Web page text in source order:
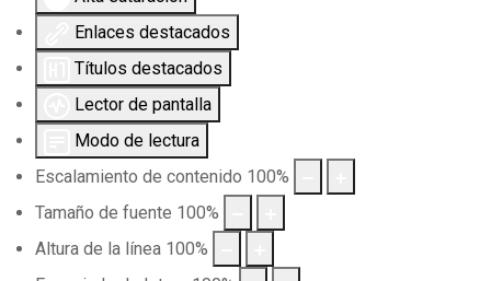
Enlaces destacados
Títulos destacados
Lector de pantalla
Modo de lectura
Escalamiento de contenido 100%
Tamaño de fuente 100%
Altura de la línea 100%